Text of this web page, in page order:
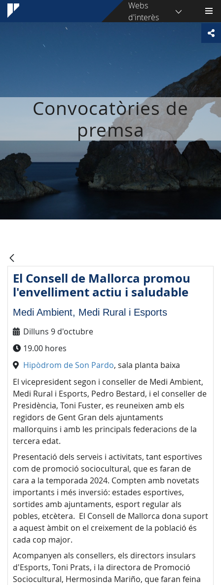
Webs
d'interès
Convocatòries de
premsa
El Consell de Mallorca promou
l'envelliment actiu i saludable
Medi Ambient, Medi Rural i Esports
Dilluns 9 d'octubre
19.00 hores
Hipòdrom de Son Pardo, sala planta baixa
El vicepresident segon i conseller de Medi Ambient,
Medi Rural i Esports, Pedro Bestard, i el conseller de
Presidència, Toni Fuster, es reuneixen amb els
regidors de Gent Gran dels ajuntaments
mallorquins i amb les principals federacions de la
tercera edat.
Presentació dels serveis i activitats, tant esportives
com de promoció sociocultural, que es faran de
cara a la temporada 2024. Compten amb novetats
importants i més inversió: estades esportives,
sortides amb ajuntaments, esport regular als
pobles, etcètera. El Consell de Mallorca dona suport
a aquest àmbit on el creixement de la població és
cada cop major.
Acompanyen als consellers, els directors insulars
d'Esports, Toni Prats, i la directora de Promoció
Sociocultural, Hermosinda Mariño, que faran feina